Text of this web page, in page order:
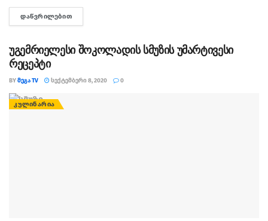
ᲓᲐᲬᲕᲠᲘᲚᲔᲑᲘᲗ
უგემრიელესი შოკოლადის სმუზის უმარტივესი
რეცეპტი
BYᲛᲔᲒᲐ TV ᲡᲔᲥᲢᲔᲛᲑᲔᲠᲘ 8, 2020 0
ᲙᲣᲚᲘᲜᲐᲠᲘᲐ